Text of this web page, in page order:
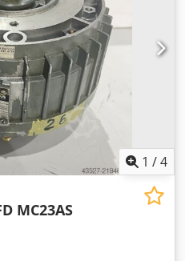
1 /4
MC23AS